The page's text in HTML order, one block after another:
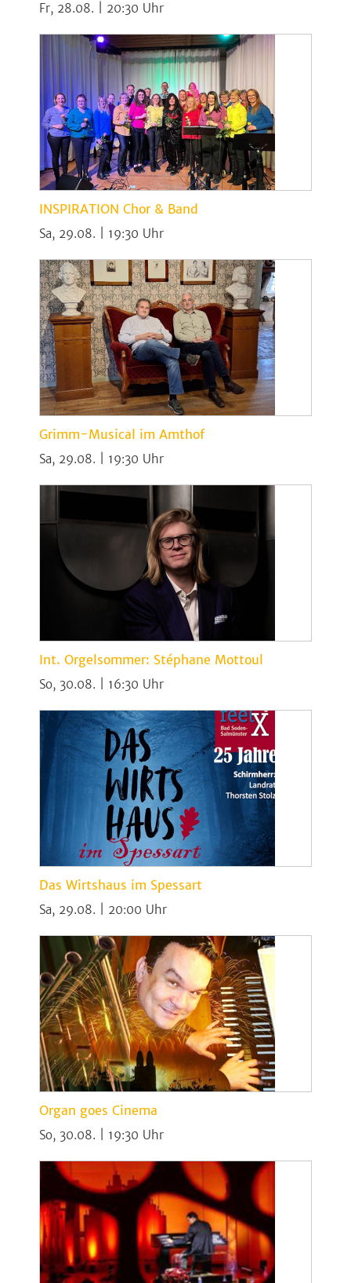
Fr, 28.08. | 20:30
INSPIRATION Chor & Band
Sa, 29.08. | 19:30
Grimm-Musical im Amthof
Sa, 29.08. | 19:30
Int. Orgelsommer: Stéphane Mottoul
So, 30.08. | 16:30
Das Wirtshaus im Spessart
Sa, 29.08. | 20:00
Organ goes Cinema
So, 30.08. | 19:30